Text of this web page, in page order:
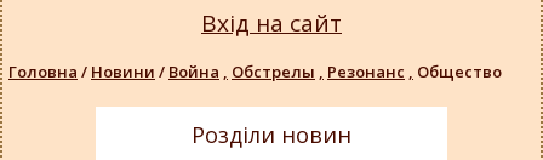
Вхід на сайт
Головна / Новини / Война , Обстрелы , Резонанс , Общество
Розділи новин